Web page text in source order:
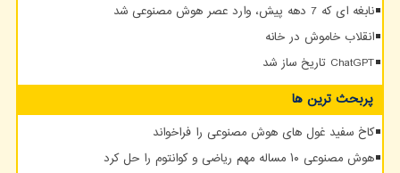
نابغه ای که 7 دهه پیش، وارد عصر هوش مصنوعی شد
انقلاب خاموش در خانه
ChatGPT تاریخ ساز شد
پربحث ترین ها
کاخ سفید غول های هوش مصنوعی را فراخواند
هوش مصنوعی ۱۰ مساله مهم ریاضی و کوانتوم را حل کرد